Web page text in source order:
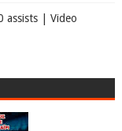
assists | Video